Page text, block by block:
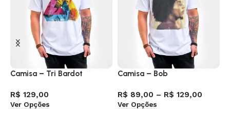
Camisa – Tri Bardot
R$ 129,00
Ver Opções
Camisa – Bob
R$ 89,00 – R$ 129,00
Ver Opções